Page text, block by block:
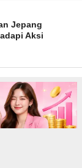
Jepang
Aksi